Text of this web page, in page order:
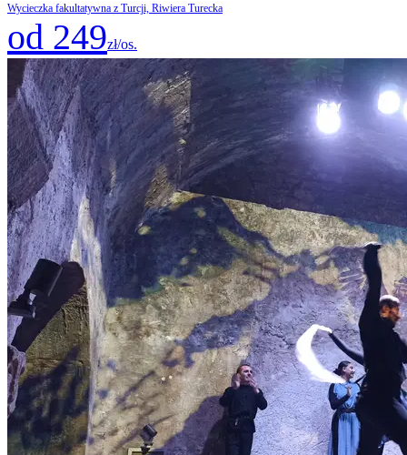
Wycieczka fakultatywna z Turcji, Riwiera Turecka
od 249zł/os.